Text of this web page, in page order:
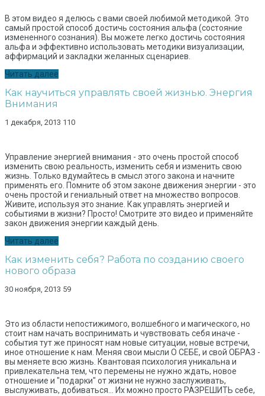
В этом видео я делюсь с вами своей любимой методикой. Это
самый простой способ достичь состояния альфа (состояние
измененного сознания). Вы можете легко достичь состояния
альфа и эффективно использовать методики визуализации,
аффирмаций и закладки желанных сценариев.
Читать далее
Как научиться управлять своей жизнью. Энергия
Внимания
1 декабря, 2013 110
Управление энергией внимания - это очень простой способ
изменить свою реальность, изменить себя и изменить свою
жизнь. Только вдумайтесь в смысл этого закона и начните
применять его. Помните об этом законе движения энергии - это
очень простой и гениальный ответ на множество вопросов.
Живите, используя это знание. Как управлять энергией и
событиями в жизни? Просто! Смотрите это видео и применяйте
закон движения энергии каждый день.
Читать далее
Как изменить себя? Работа по созданию своего
нового образа
30 ноября, 2013 59
Это из области непостижимого, волшебного и магического, но
стоит нам начать воспринимать и чувствовать себя иначе -
события тут же приносят нам новые ситуации, новые встречи,
иное отношение к нам. Меняя свои мысли О СЕБЕ, и свой ОБРАЗ -
вы меняете всю жизнь. Квантовая психология уникальна и
привлекательна тем, что перемены не нужно ждать, новое
отношение и "подарки" от жизни не нужно заслуживать,
выслуживать, добиваться… Их можно просто РАЗРЕШИТЬ себе,